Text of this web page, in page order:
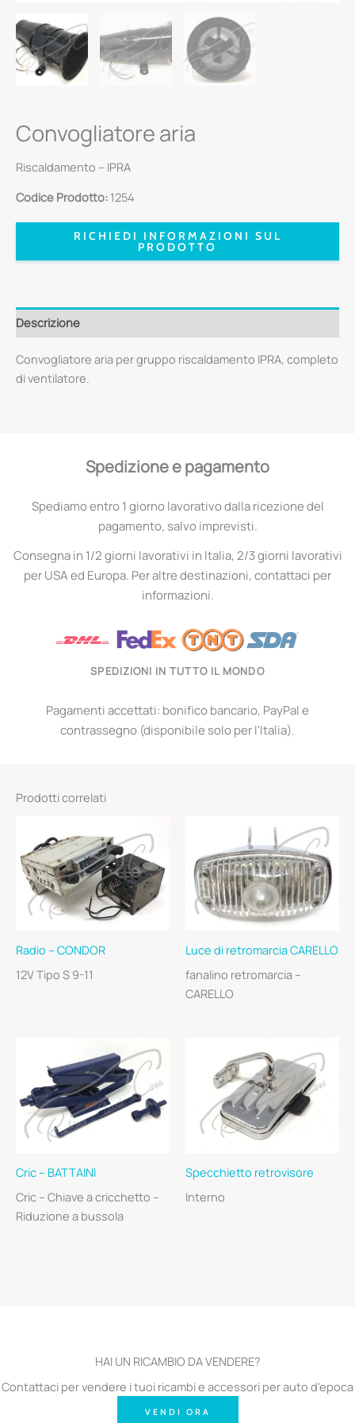
Convogliatore aria
Riscaldamento – IPRA
Codice Prodotto: 1254
RICHIEDI INFORMAZIONI SUL
PRODOTTO
Descrizione
Convogliatore aria per gruppo riscaldamento IPRA, completo
di ventilatore.
Spedizione e pagamento
Spediamo entro 1 giorno lavorativo dalla ricezione del
pagamento, salvo imprevisti.
Consegna in 1/2 giorni lavorativi in Italia, 2/3 giorni lavorativi
per USA ed Europa. Per altre destinazioni, contattaci per
informazioni.
SPEDIZIONI IN TUTTO IL MONDO
Pagamenti accettati: bonifico bancario, PayPal e
contrassegno (disponibile solo per l'Italia).
Prodotti correlati
Radio – CONDOR
12V Tipo S 9-11
Luce di retromarcia CARELLO
fanalino retromarcia –
CARELLO
Cric – BATTAINI
Cric – Chiave a cricchetto –
Riduzione a bussola
Specchietto retrovisore
Interno
HAI UN RICAMBIO DA VENDERE?
Contattaci per vendere i tuoi ricambi e accessori per auto d'epoca
VENDI ORA